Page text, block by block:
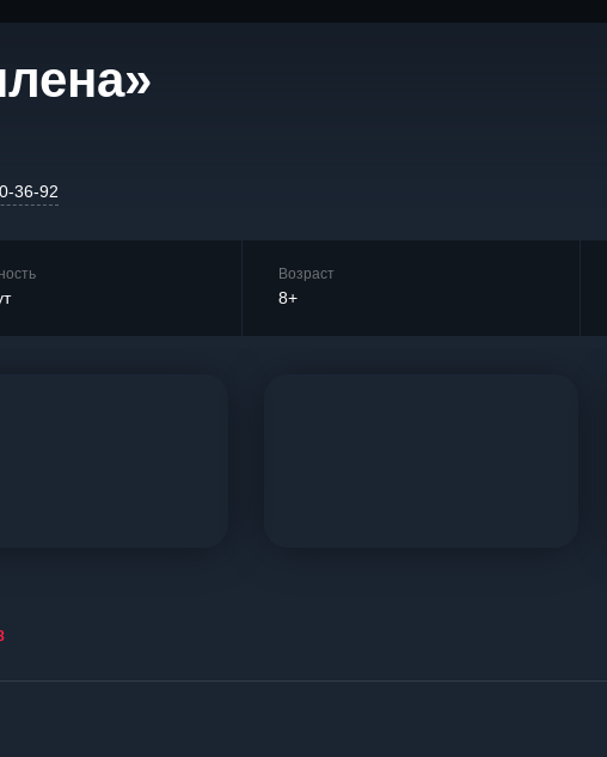
36-92
Возраст
8+